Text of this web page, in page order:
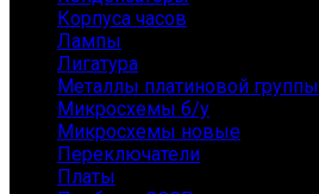
Корпуса часов
Лампы
Лигатура
Металлы платиновой группы
Микросхемы б/у
Микросхемы новые
Переключатели
Платы